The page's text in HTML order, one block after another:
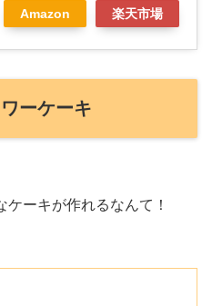
Amazon 楽天市場
ーケーキ
ーキが作れるなんて！